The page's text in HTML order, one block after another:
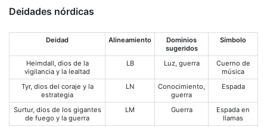
Deidades nórdicas
Deidad Alineamiento
Dominios
sugeridos
Símbolo
Heimdall, dios de la
vigilancia y la lealtad
LB Luz, guerra
Cuerno de
música
Tyr, dios del coraje y la
estrategia
LN
Conocimiento,
guerra
Espada
Surtur, dios de los gigantes
de fuego y la guerra
LM Guerra
Espada en
llamas